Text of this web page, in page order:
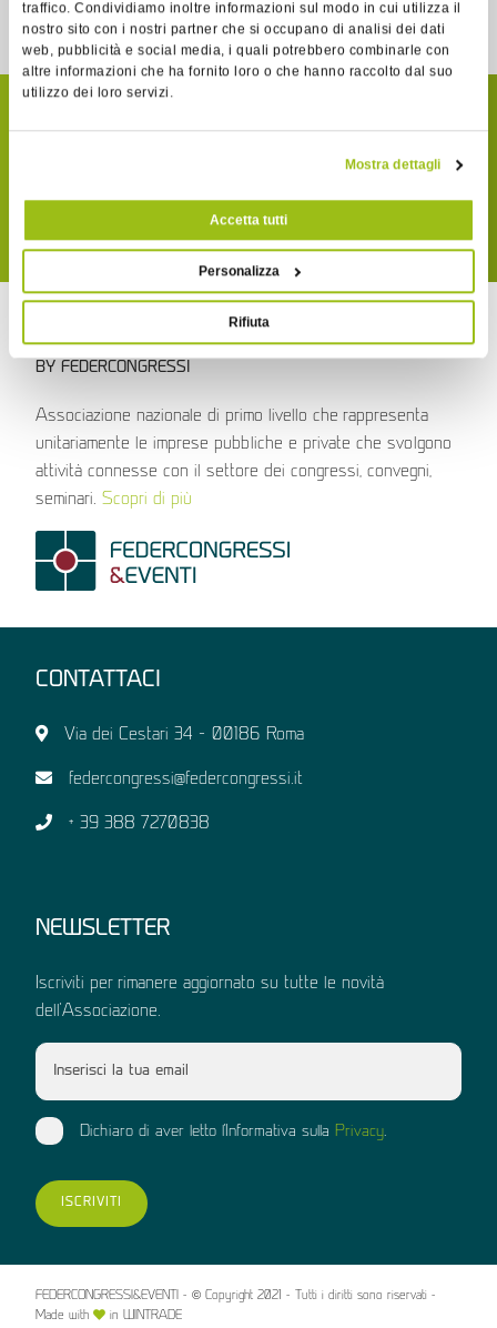
traffico. Condividiamo inoltre informazioni sul modo in cui utilizza il
nostro sito con i nostri partner che si occupano di analisi dei dati
web, pubblicità e social media, i quali potrebbero combinarle con
altre informazioni che ha fornito loro o che hanno raccolto dal suo
utilizzo dei loro servizi.
Mostra dettagli
Accetta tutti
Personalizza
Rifiuta
BY FEDERCONGRESSI
Associazione nazionale di primo livello che rappresenta
unitariamente le imprese pubbliche e private che svolgono
attività connesse con il settore dei congressi, convegni,
seminari. Scopri di più
CONTATTACI
Via dei Cestari 34 – 00186 Roma
federcongressi@federcongressi.it
+ 39 388 7270838
NEWSLETTER
Iscriviti per rimanere aggiornato su tutte le novità
dell'Associazione.
Dichiaro di aver letto l'Informativa sulla Privacy.
ISCRIVITI
FEDERCONGRESSI&EVENTI - © Copyright 2021 - Tutti i diritti sono riservati -
Made with
in WINTRADE